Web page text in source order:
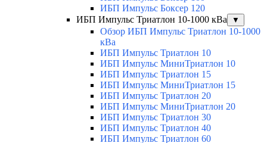
ИБП Импульс Боксер 120
ИБП Импульс Триатлон 10-1000 кВа
▼
Обзор ИБП Импульс Триатлон 10-1000
кВа
ИБП Импульс Триатлон 10
ИБП Импульс МиниТриатлон 10
ИБП Импульс Триатлон 15
ИБП Импульс МиниТриатлон 15
ИБП Импульс Триатлон 20
ИБП Импульс МиниТриатлон 20
ИБП Импульс Триатлон 30
ИБП Импульс Триатлон 40
ИБП Импульс Триатлон 60